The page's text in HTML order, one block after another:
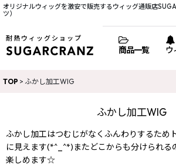
オリジナルウィッグを激安で販売するウィッグ通販店
ツ）
耐熱ウィッグショップ
商品一覧 ウ
TOP > ふかし加工WIG
ふかし加工WIG
ふかし加工はつむじがなくふんわりするため
に見えます(*^_^*)またどこからも分けられる
楽しめます☆